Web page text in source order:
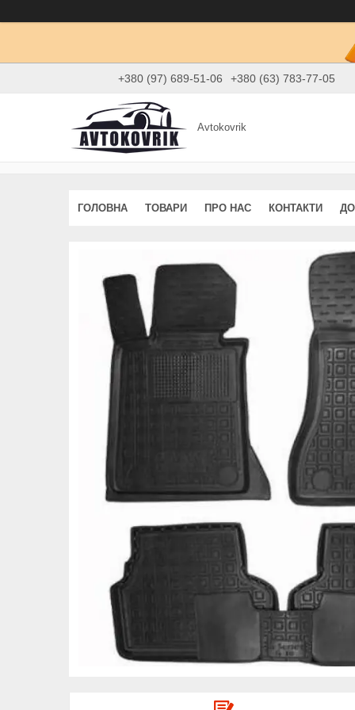
+380 (97) 689-51-06 +380 (63) 783-77-05
Avtokovrik
ГОЛОВНА ТОВАРИ ПРО НАС КОНТАКТИ